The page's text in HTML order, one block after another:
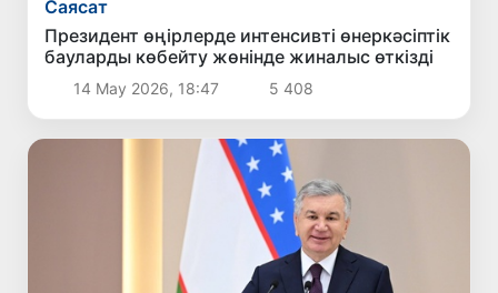
Саясат
Президент өңірлерде интенсивті өнеркәсіптік
бауларды көбейту жөнінде жиналыс өткізді
14 Мау 2026, 18:47 5 408